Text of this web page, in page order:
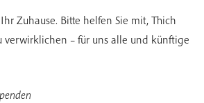
Zuhause. Bitte helfen Sie mit, Thich
verwirklichen – für uns alle und künftige